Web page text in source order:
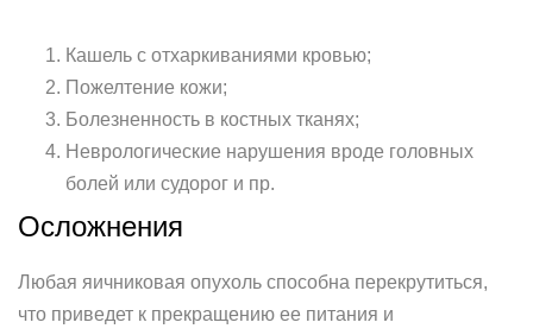
Кашель с отхаркиваниями кровью;
Пожелтение кожи;
Болезненность в костных тканях;
Неврологические нарушения вроде головных
болей или судорог и пр.
Осложнения
Любая яичниковая опухоль способна перекрутиться,
что приведет к прекращению ее питания и